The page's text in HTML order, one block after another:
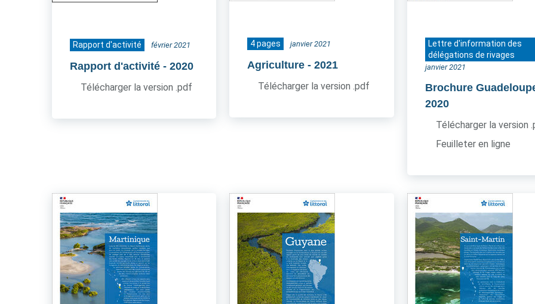
Rapport d'activité février 2021
Rapport d'activité - 2020
Télécharger la version .pdf
4 pages janvier 2021
Agriculture - 2021
Télécharger la version .pdf
Lettre d'information des
délégations de rivages
janvier 2021
Brochure
2020
Télécharger la version
Feuilleter en ligne